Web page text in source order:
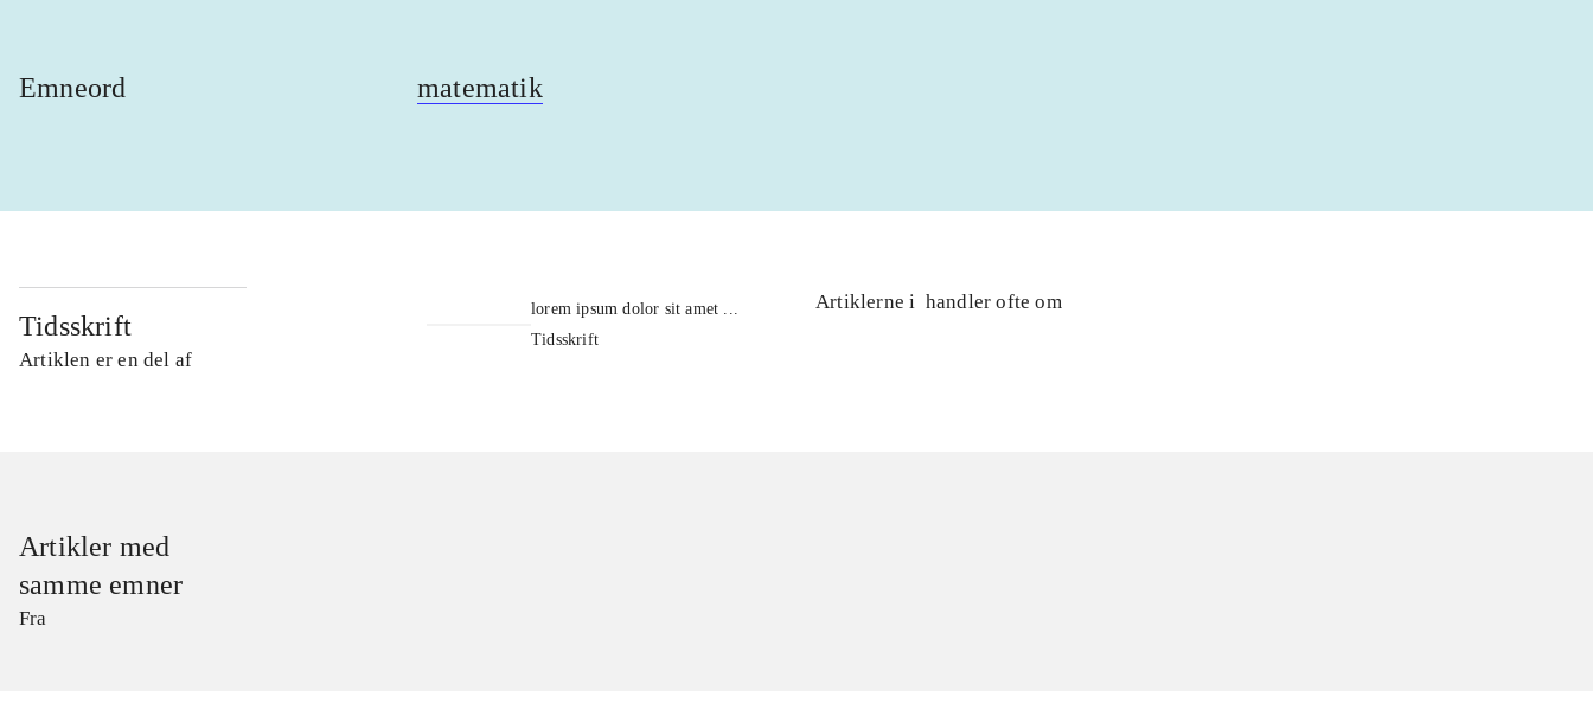
Emneord matematik
Tidsskrift
Artiklen er en del af
lorem ipsum dolor sit amet ...
Tidsskrift
Artiklerne i handler ofte om
Artikler med
samme emner
Fra